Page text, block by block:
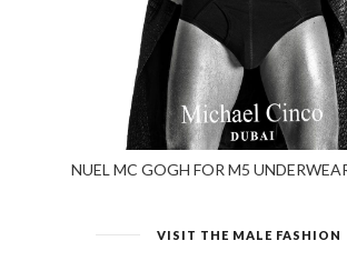
NUEL MC GOGH FOR M5
VISIT THE MALE FASHION